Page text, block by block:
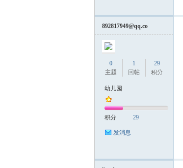
892817949@qq.co
0
主题
1
回帖
29
积分
幼儿园
积分 29
发消息